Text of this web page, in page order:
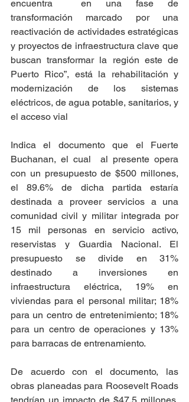
encuentra  en una fase de
transformación marcado por una
reactivación de actividades estratégicas
y proyectos de infraestructura clave que
buscan transformar la región este de
Puerto Rico”, está la rehabilitación y
modernización de los sistemas
eléctricos, de agua potable, sanitarios, y
el acceso vial
Indica el documento que el Fuerte
Buchanan, el cual  al presente opera
con un presupuesto de $500 millones,
el 89.6% de dicha partida estaría
destinada a proveer servicios a una
comunidad civil y militar integrada por
15 mil personas en servicio activo,
reservistas y Guardia Nacional. El
presupuesto se divide en 31%
destinado a inversiones en
infraestructura eléctrica, 19% en
viviendas para el personal militar; 18%
para un centro de entretenimiento; 18%
para un centro de operaciones y 13%
para barracas de entrenamiento.
De acuerdo con el documento, las
obras planeadas para Roosevelt Roads